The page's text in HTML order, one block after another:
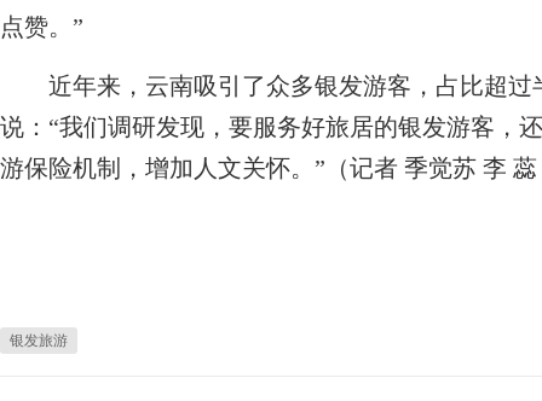
点赞。”
近年来，云南吸引了众多银发游客，占比超过
说：“我们调研发现，要服务好旅居的银发游客，
游保险机制，增加人文关怀。”（记者 季觉苏 李
银发旅游